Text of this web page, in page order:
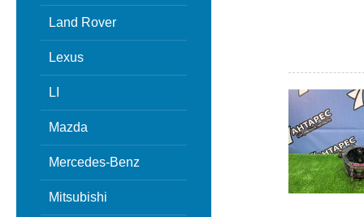
Land Rover
Lexus
LI
Mazda
Mercedes-Benz
Mitsubishi